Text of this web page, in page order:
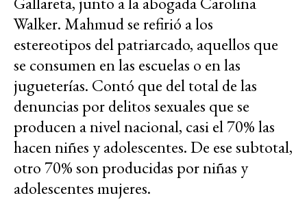
Walker. Mahmud se refirió a los
estereotipos del patriarcado, aquellos que
se consumen en las escuelas o en las
jugueterías. Contó que del total de las
denuncias por delitos sexuales que se
producen a nivel nacional, casi el 70% las
hacen niñes y adolescentes. De ese subtotal,
otro 70% son producidas por niñas y
adolescentes mujeres.